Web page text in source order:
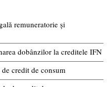
remuneratorie și
dobânzilor la creditele IFN
credit de consum